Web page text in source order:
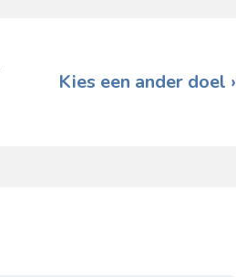
Kies een ander doel ›